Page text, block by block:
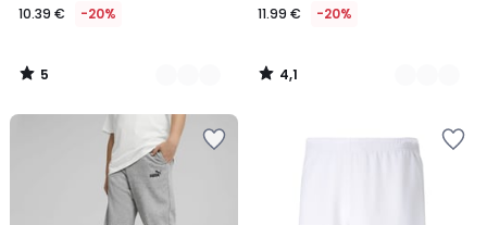
10.39 € -20%
5
/
11.99 € -20%
4,1
/